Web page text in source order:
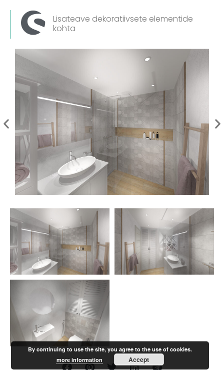
Lisateave dekoratiivsete elementide
kohta
By continuing to use the site, you agree to the use of cookies.
more information
Accept